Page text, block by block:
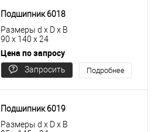
Подшипник 6018
Размеры d x D x B
90 x 140 x 24
Цена по запросу
Запросить
Подробнее
Подшипник 6019
Размеры d x D x B